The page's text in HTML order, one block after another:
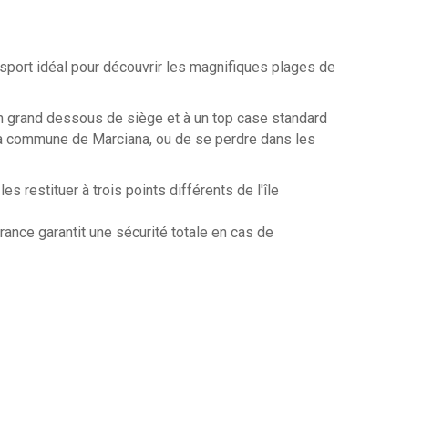
idéal pour découvrir les magnifiques plages de
grand dessous de siège et à un top case standard
de Marciana, ou de se perdre dans les
restituer à trois points différents de l'île
garantit une sécurité totale en cas de